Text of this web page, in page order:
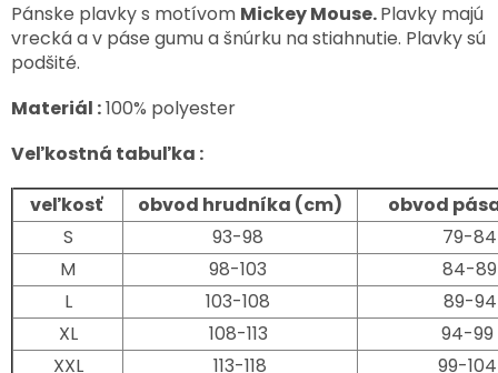
Pánske plavky s motívom Mickey Mouse.Plavky majú
vrecká a v páse gumu a šnúrku na stiahnutie. Plavky sú
podšité.
Materiál :100% polyester
Veľkostná tabuľka :
veľkosť
obvod hrudníka (cm)
obvod
S
93-98
79-84
M
98-103
84-89
L
103-108
89-94
XL
108-113
94-99
XXL
113-118
99-